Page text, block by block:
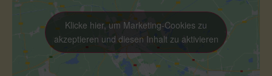
Klicke hier, um Marketing-Cookies zu
akzeptieren und diesen Inhalt zu aktivieren